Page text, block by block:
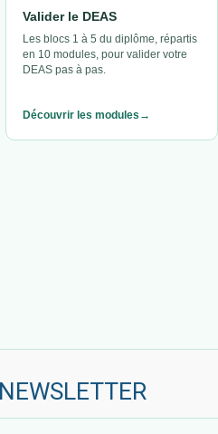
Valider le DEAS
Les blocs 1 à 5 du diplôme, répartis
en 10 modules, pour valider votre
DEAS pas à pas.
Découvrir les modules